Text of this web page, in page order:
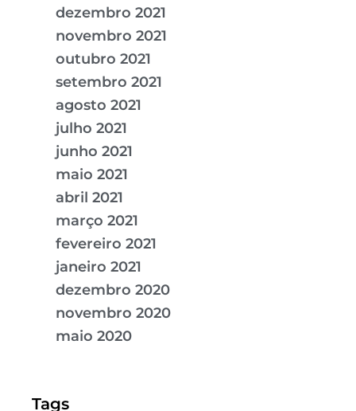
dezembro 2021
novembro 2021
outubro 2021
setembro 2021
agosto 2021
julho 2021
junho 2021
maio 2021
abril 2021
março 2021
fevereiro 2021
janeiro 2021
dezembro 2020
novembro 2020
maio 2020
Tags